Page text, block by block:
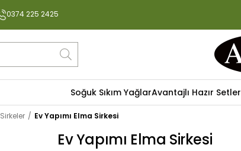
0374 225 2425
Soğuk Sıkım YağlarAvantajlı Hazır Setler
Sirkeler Ev Yapımı Elma Sirkesi
Ev Yapımı Elma Sirkesi